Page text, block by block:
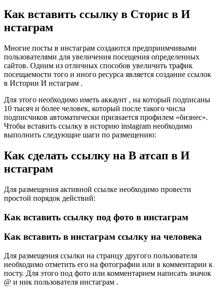
Как вставить ссылку в Сторис в И
нстаграм
Многие посты в инстаграм создаются предприимчивыми
пользователями для увеличения посещения определенных
сайтов. Одним из отличных способов увеличить трафик
посещаемости того и иного ресурса является создание ссылок
в Истории И нстаграм .
Для этого необходимо иметь аккаунт , на который подписаны
10 тысяч и более человек, который после такого числа
подписчиков автоматически признается профилем «бизнес».
Чтобы вставить ссылку в историю instagram необходимо
выполнить следующие шаги по размещению:
Как сделать ссылку на В атсап в И
нстаграм
Для размещения активной ссылке необходимо провести
простой порядок действий:
Как вставить ссылку под фото в инстаграм
Как вставить в инстаграм ссылку на человека
Для размещения ссылки на странцу другого пользователя
необходимо отметить его на фотографии или в комментарии к
посту. Для этого под фото или комментарием написать значок
@ и ник пользователя инстаграм .